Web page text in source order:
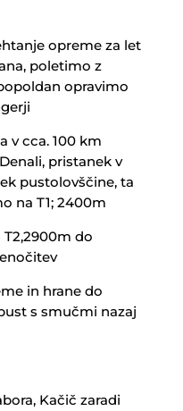
opreme za let
poletimo z
opravimo
v cca. 100 km
pristanek v
pustolovščine, ta
na T1; 2400m
do
in hrane do
s smučmi nazaj
Kačič zaradi